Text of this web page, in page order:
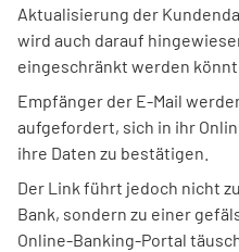
Aktualisierung der
wird auch darauf
eingeschränkt werden
Empfänger der E-Mail
aufgefordert, sich in ihr
ihre Daten zu bestätigen.
Der Link führt jedoch nicht
Bank, sondern zu einer
Online-Banking-Portal